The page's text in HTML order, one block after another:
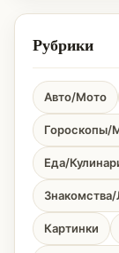
Рубрики
Авто/Мото
Гороскопы/
Еда/
Картинки